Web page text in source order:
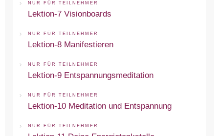
NUR FÜR TEILNEHMER
Lektion-7 Visionboards
NUR FÜR TEILNEHMER
Lektion-8 Manifestieren
NUR FÜR TEILNEHMER
Lektion-9 Entspannungsmeditation
NUR FÜR TEILNEHMER
Lektion-10 Meditation und Entspannung
NUR FÜR TEILNEHMER